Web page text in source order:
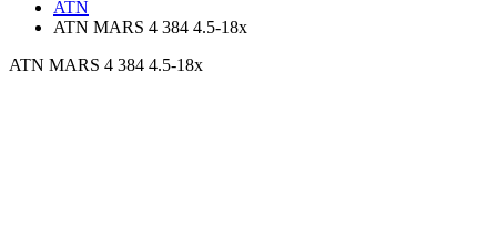
ATN
ATN MARS 4 384 4.5-18x
ATN MARS 4 384 4.5-18x